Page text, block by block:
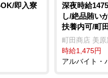
即入寮
深夜時給
し/絶品賄い
扶養内可/町
町田商店 美原
時給1,475円
アルバイト・